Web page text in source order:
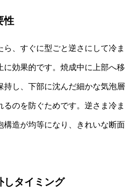
性
ら、すぐに型ごと逆さにして冷ま
に効果的です。焼成中に上部へ移
持し、下部に沈んだ細かな気泡層
るのを防ぐためです。逆さま冷ま
構造が均等になり、きれいな断面
しタイミング